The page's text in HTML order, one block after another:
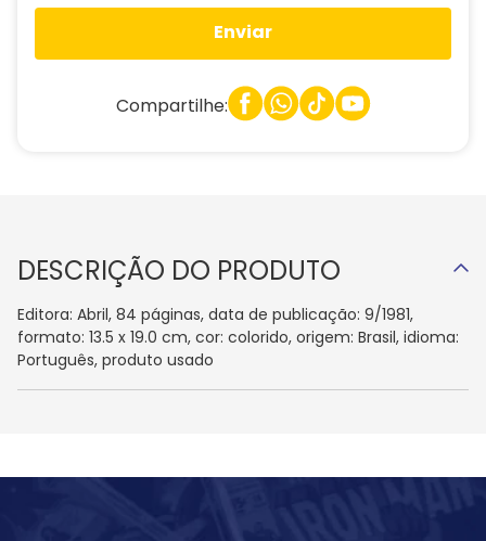
Enviar
Compartilhe:
DESCRIÇÃO DO PRODUTO
Editora: Abril, 84 páginas, data de publicação: 9/1981,
formato: 13.5 x 19.0 cm, cor: colorido, origem: Brasil, idioma:
Português, produto usado